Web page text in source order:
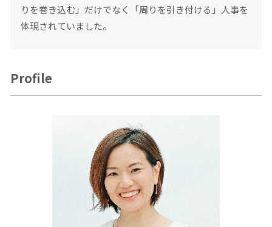
りを巻き込む」だけでなく「周りを引き付ける」人事を
体現されていました。
Profile